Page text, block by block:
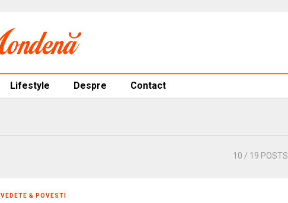
Lifestyle Despre Contact
10 / 19 POSTS
VEDETE & POVESTI